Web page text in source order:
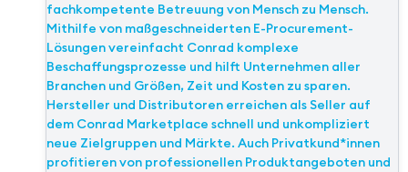
fachkompetente Betreuung von Mensch zu Mensch.
Mithilfe von maßgeschneiderten E-Procurement-
Lösungen vereinfacht Conrad komplexe
Beschaffungsprozesse und hilft Unternehmen aller
Branchen und Größen, Zeit und Kosten zu sparen.
Hersteller und Distributoren erreichen als Seller auf
dem Conrad Marketplace schnell und unkompliziert
neue Zielgruppen und Märkte. Auch Privatkund*innen
profitieren von professionellen Produktangeboten und